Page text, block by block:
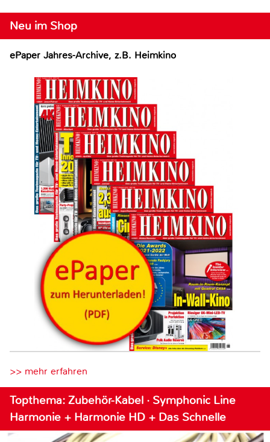
Neu im Shop
ePaper Jahres-Archive, z.B. Heimkino
>> mehr erfahren
Topthema: Zubehör-Kabel · Symphonic Line
Harmonie + Harmonie HD + Das Schnelle